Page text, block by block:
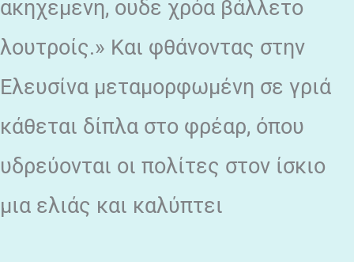
ακηχεμενη, ουδε χρόα βάλλετο
λουτροίς.» Και φθάνοντας στην
Ελευσίνα μεταμορφωμένη σε γριά
κάθεται δίπλα στο φρέαρ, όπου
υδρεύονται οι πολίτες στον ίσκιο
μια ελιάς και καλύπτει